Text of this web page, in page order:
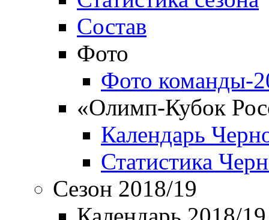
Состав
Фото
Фото команды-
«Олимп-Кубок
Календарь
Статистика
Сезон 2018/19